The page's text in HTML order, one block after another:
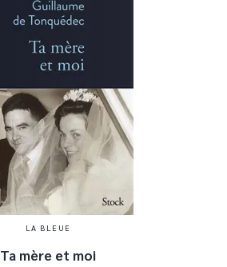
LA BLEUE
Ta mère et moi